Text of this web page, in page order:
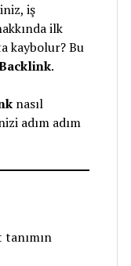
iş
ilk
kaybolur? Bu
.
nasıl
adım adım